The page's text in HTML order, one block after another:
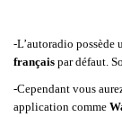
-L’autoradio possède
français par défaut.
-Cependant vous
application comme